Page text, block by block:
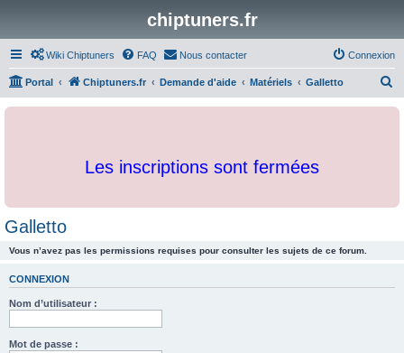
chiptuners.fr
Wiki Chiptuners FAQ Nous contacter Connexion
Portal Chiptuners.fr Demande d'aide Matériels Galletto
c
Les inscriptions sont fermées
Galletto
Vous n’avez pas les permissions requises pour consulter les sujets de ce forum.
CONNEXION
Nom d’utilisateur :
Mot de passe :